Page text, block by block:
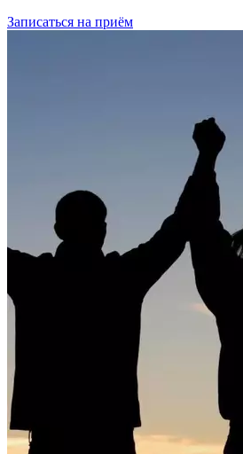
Записаться на приём